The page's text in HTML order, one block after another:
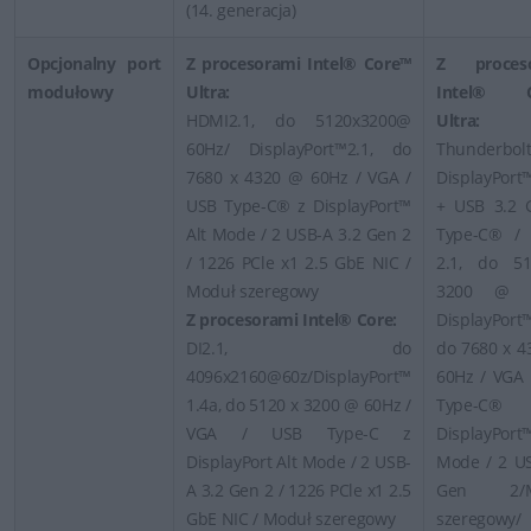
(14. generacja)
Opcjonalny port
modułowy
Z procesorami Intel® Core™
Ultra:
HDMI2.1, do 5120x3200@
60Hz/ DisplayPort™2.1, do
7680 x 4320 @ 60Hz / VGA /
USB Type-C® z DisplayPort™
Alt Mode / 2 USB-A 3.2 Gen 2
/ 1226 PCle x1 2.5 GbE NIC /
Moduł szeregowy
Z procesorami Intel® Core:
DI2.1, do
4096x2160@60z/DisplayPort™
1.4a, do 5120 x 3200 @ 60Hz /
VGA / USB Type-C z
DisplayPort Alt Mode / 2 USB-
A 3.2 Gen 2 / 1226 PCle x1 2.5
GbE NIC / Moduł szeregowy
Z
Intel®
Ultra:
+ USB 3.2
Type-C® /
2.1, do
3200 @
do 7680 x
60Hz / VGA
Type-
Mode / 2
Gen 2/
szeregowy/